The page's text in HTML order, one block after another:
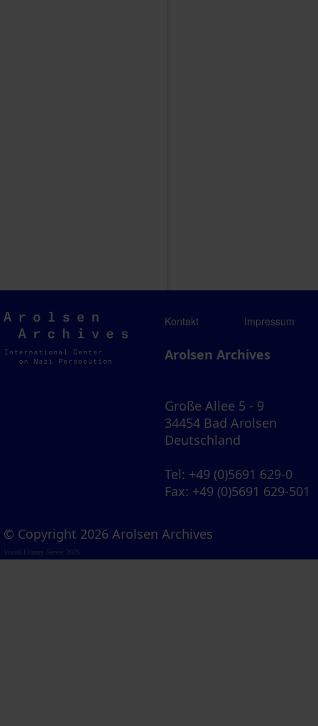
Arolsen
Archives
Kontakt Impressum
Arolsen Archives
Große Allee 5 - 9
34454 Bad Arolsen
Deutschland
Tel: +49 (0)5691 629-0
Fax: +49 (0)5691 629-501
© Copyright 2026 Arolsen Archives
Visual Library Server 2026